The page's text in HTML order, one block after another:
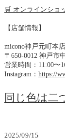
🛒 オンラインショ
【店舗情報】
micono神戸元町本店
〒650-0012 神戸市
営業時間：11:00〜
Instagram： https://
同じ色は二
2025/09/15